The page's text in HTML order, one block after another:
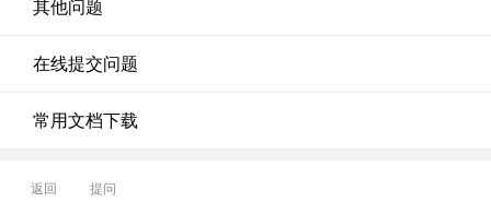
其他问题
在线提交问题
常用文档下载
返回 提问